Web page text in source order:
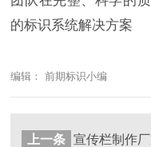
的标识系统解决方案
编辑： 前期标识小编
上一条